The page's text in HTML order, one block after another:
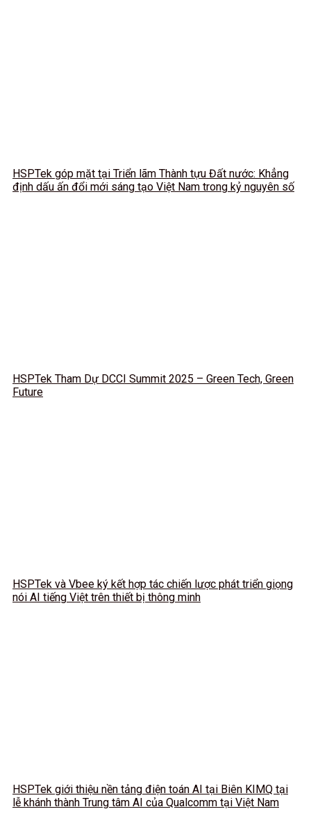
HSPTek góp mặt tại Triển lãm Thành tựu Đất nước: Khẳng
định dấu ấn đổi mới sáng tạo Việt Nam trong kỷ nguyên số
HSPTek Tham Dự DCCI Summit 2025 – Green Tech, Green
Future
HSPTek và Vbee ký kết hợp tác chiến lược phát triển giọng
nói AI tiếng Việt trên thiết bị thông minh
HSPTek giới thiệu nền tảng điện toán AI tại Biên KIMQ tại
lễ khánh thành Trung tâm AI của Qualcomm tại Việt Nam